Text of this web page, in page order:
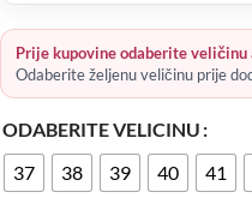
Prije kupovine odaberite
Odaberite željenu veličinu prije
ODABERITE VELICINU
37
38 39 40 41